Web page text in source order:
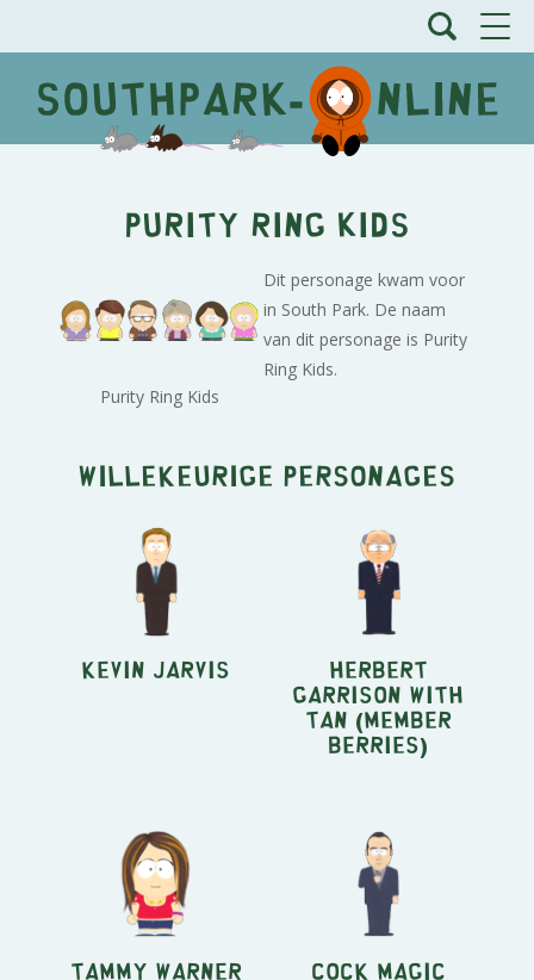
Purity Ring Kids
Purity Ring Kids
Dit personage kwam voor
in South Park. De naam
van dit personage is Purity
Ring Kids.
Willekeurige personages
Kevin Jarvis Herbert
Garrison with
Tan (Member
Berries)
Tammy Warner Cock Magic